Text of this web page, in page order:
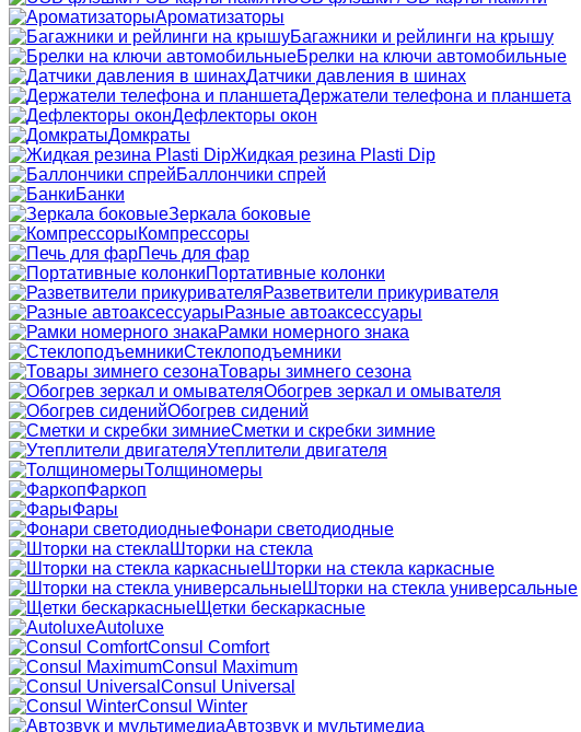
Ароматизаторы
Багажники и рейлинги на крышу
Брелки на ключи автомобильные
Датчики давления в шинах
Держатели телефона и планшета
Дефлекторы окон
Домкраты
Жидкая резина Plasti Dip
Баллончики спрей
Банки
Зеркала боковые
Компрессоры
Печь для фар
Портативные колонки
Разветвители прикуривателя
Разные автоаксессуары
Рамки номерного знака
Стеклоподъемники
Товары зимнего сезона
Обогрев зеркал и омывателя
Обогрев сидений
Сметки и скребки зимние
Утеплители двигателя
Толщиномеры
Фаркоп
Фары
Фонари светодиодные
Шторки на стекла
Шторки на стекла каркасные
Шторки на стекла универсальные
Щетки бескаркасные
Autoluxe
Consul Comfort
Consul Maximum
Consul Universal
Consul Winter
Автозвук и мультимедиа